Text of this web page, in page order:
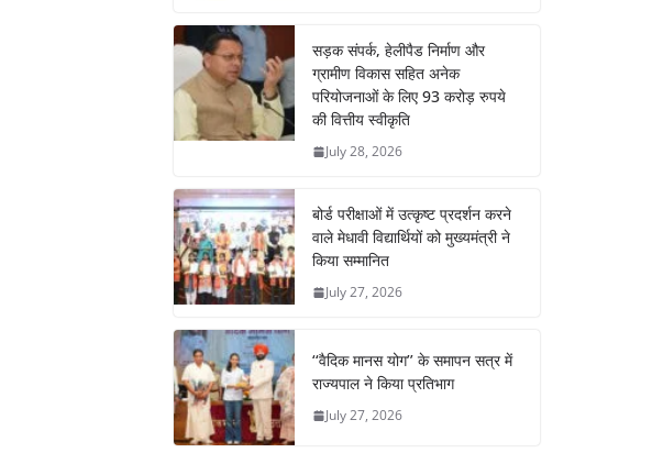
सड़क संपर्क, हेलीपैड निर्माण और
ग्रामीण विकास सहित अनेक
परियोजनाओं के लिए 93 करोड़ रुपये
की वित्तीय स्वीकृति
July 28, 2026
बोर्ड परीक्षाओं में उत्कृष्ट प्रदर्शन करने
वाले मेधावी विद्यार्थियों को मुख्यमंत्री ने
किया सम्मानित
July 27, 2026
‘‘वैदिक मानस योग’’ के समापन सत्र में
राज्यपाल ने किया प्रतिभाग
July 27, 2026